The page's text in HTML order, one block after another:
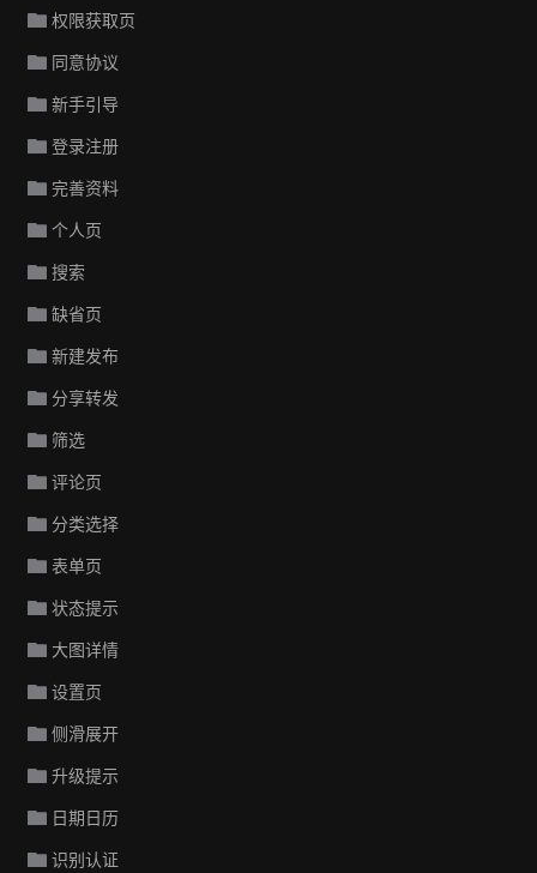
权限获取页
同意协议
新手引导
登录注册
完善资料
个人页
搜索
缺省页
新建发布
分享转发
筛选
评论页
分类选择
表单页
状态提示
大图详情
设置页
侧滑展开
升级提示
日期日历
识别认证